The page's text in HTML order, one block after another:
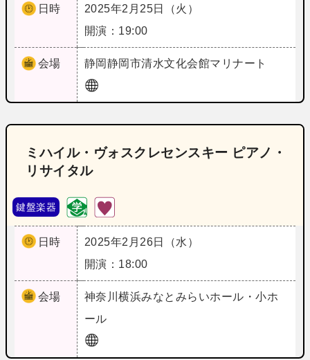
日時
2025年2月25日（火）
開演：19:00
会場 静岡静岡市清水文化会館マリナート
ミハイル・ヴォスクレセンスキー ピアノ・
リサイタル
鍵盤楽器
日時
2025年2月26日（水）
開演：18:00
会場 神奈川横浜みなとみらいホール・小ホ
ール